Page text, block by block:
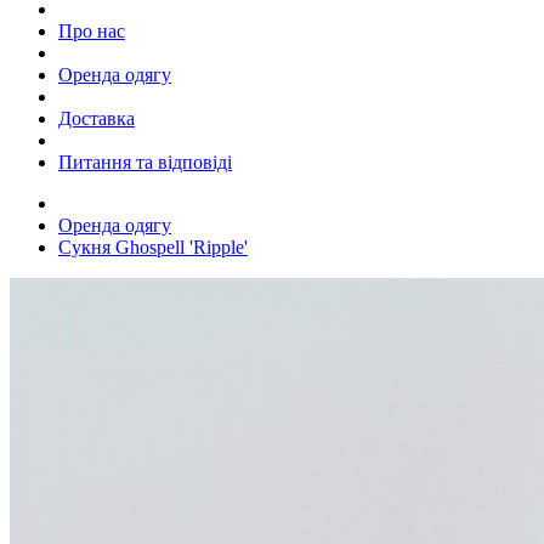
Про нас
Оренда одягу
Доставка
Питання та відповіді
Оренда одягу
Сукня Ghospell 'Ripple'